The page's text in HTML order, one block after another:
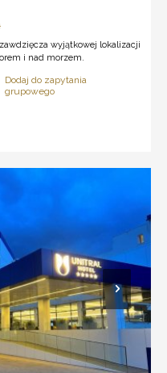
wyjątkowej lokalizacji
i nad morzem.